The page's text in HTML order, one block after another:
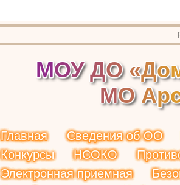
МОУ ДО «До
МО Ар
Главная Сведения об ОО
Конкурсы
НСОКО
Электронная приемная